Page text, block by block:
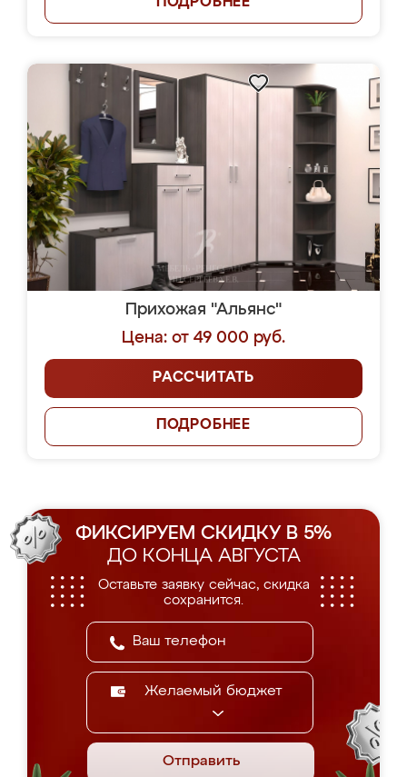
Прихожая "Альянс"
Цена: от 49 000 руб.
РАССЧИТАТЬ
ПОДРОБНЕЕ
ФИКСИРУЕМ СКИДКУ В 5%
ДО КОНЦА АВГУСТА
Оставьте заявку сейчас, скидка
сохранится.
Желаемый бюджет
Отправить